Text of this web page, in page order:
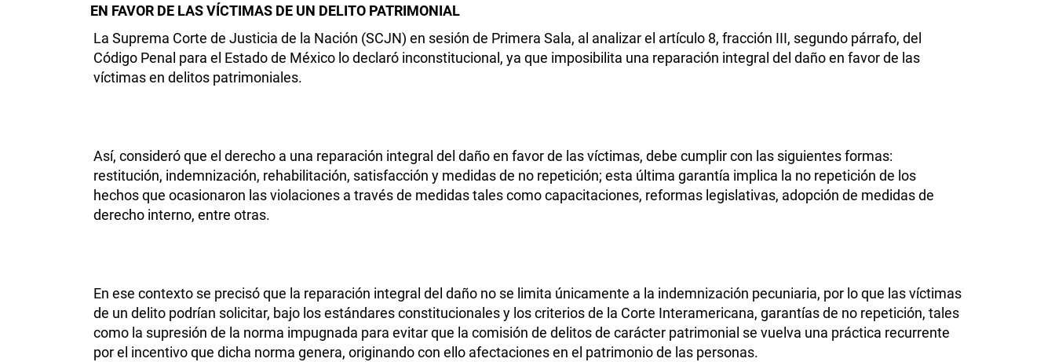
EN FAVOR DE LAS VÍCTIMAS DE UN DELITO PATRIMONIAL
La Suprema Corte de Justicia de la Nación (SCJN) en sesión de Primera Sala, al analizar el artículo 8, fracción III, segundo párrafo, del
Código Penal para el Estado de México lo declaró inconstitucional, ya que imposibilita una reparación integral del daño en favor de las
víctimas en delitos patrimoniales.
Así, consideró que el derecho a una reparación integral del daño en favor de las víctimas, debe cumplir con las siguientes formas:
restitución, indemnización, rehabilitación, satisfacción y medidas de no repetición; esta última garantía implica la no repetición de los
hechos que ocasionaron las violaciones a través de medidas tales como capacitaciones, reformas legislativas, adopción de medidas de
derecho interno, entre otras.
En ese contexto se precisó que la reparación integral del daño no se limita únicamente a la indemnización pecuniaria, por lo que las víctimas
de un delito podrían solicitar, bajo los estándares constitucionales y los criterios de la Corte Interamericana, garantías de no repetición, tales
como la supresión de la norma impugnada para evitar que la comisión de delitos de carácter patrimonial se vuelva una práctica recurrente
por el incentivo que dicha norma genera, originando con ello afectaciones en el patrimonio de las personas.